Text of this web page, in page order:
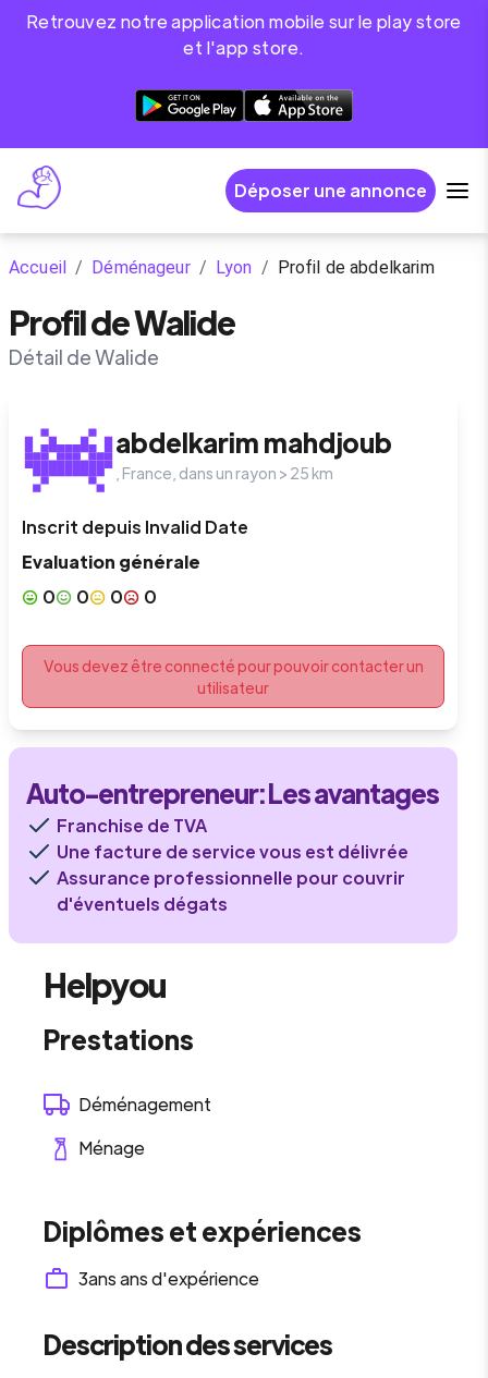
Retrouvez notre application mobile sur le play store
et l'app store.
Déposer une annonce
Accueil / Déménageur / Lyon / Profil de abdelkarim
Profil de Walide
Détail de Walide
abdelkarimmahdjoub
France , dans un rayon > 25 km
Inscrit depuis Invalid Date
Evaluation générale
0
0 0 0
Vous devez être connecté pour pouvoir contacter un
utilisateur
Auto-entrepreneur: Les avantages
Franchise de TVA
Une facture de service vous est délivrée
Assurance professionnelle pour couvrir
d'éventuels dégats
Helpyou
Prestations
Déménagement
Ménage
Diplômes et expériences
3ansans d'expérience
Description des services